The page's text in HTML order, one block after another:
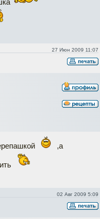
27 Июн 2009 11:07
,а
02 Авг 2009 5:09